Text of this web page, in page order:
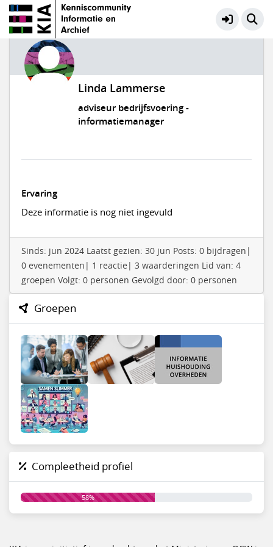
Linda Lammerse
adviseur bedrijfsvoering -
informatiemanager
Ervaring
Deze informatie is nog niet ingevuld
Sinds: jun 2024 Laatst gezien: 30 jun Posts: 0 bijdragen|
0 evenementen| 1 reactie| 3 waarderingen Lid van: 4
groepen Volgt: 0 personen Gevolgd door: 0 personen
Groepen
Compleetheid profiel
58%